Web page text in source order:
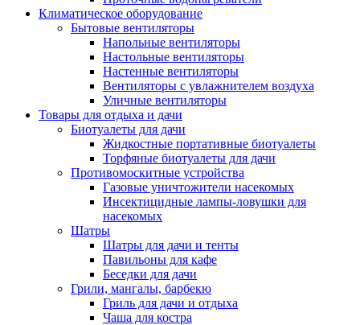
Климатическое оборудование
Бытовые вентиляторы
Напольные вентиляторы
Настольные вентиляторы
Настенные вентиляторы
Вентиляторы с увлажнителем воздуха
Уличные вентиляторы
Товары для отдыха и дачи
Биотуалеты для дачи
Жидкостные портативные биотуалеты
Торфяные биотуалеты для дачи
Противомоскитные устройства
Газовые уничтожители насекомых
Инсектицидные лампы-ловушки для
насекомых
Шатры
Шатры для дачи и тенты
Павильоны для кафе
Беседки для дачи
Грили, мангалы, барбекю
Гриль для дачи и отдыха
Чаша для костра